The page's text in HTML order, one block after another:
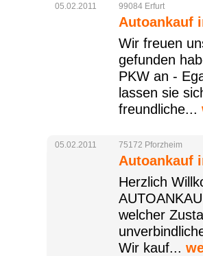
05.02.2011 99084 Erfurt
Autoankauf
Wir freuen
gefunden
PKW an -
lassen sie
freundliche...
05.02.2011 75172 Pforzheim
Autoankauf
Herzlich
welcher
Wir kauf...